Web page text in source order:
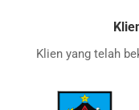
Klien yang telah